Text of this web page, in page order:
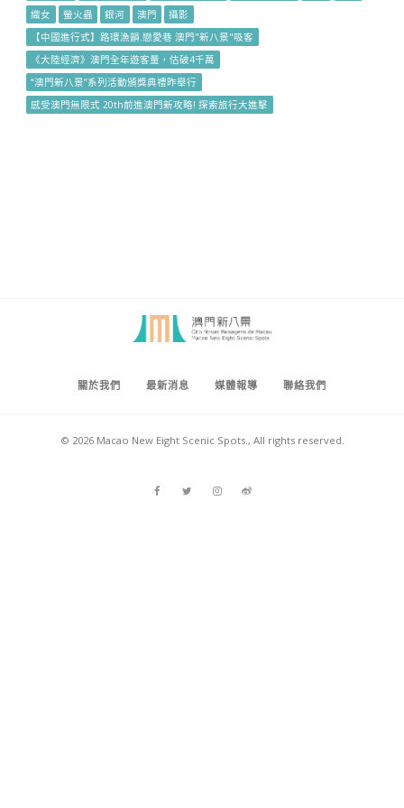
織女
螢火蟲 銀河 澳門
攝影
【中國進行式】路環漁韻.戀愛巷 澳門"新八景"吸客
《大陸經濟》澳門全年遊客量，估破4千萬
“澳門新八景”系列活動頒獎典禮昨舉行
感受澳門無限式 20th前進澳門新攻略! 探索旅行大進擊
關於我們 最新消息 媒體報導 聯絡我們
© 2026 Macao New Eight Scenic Spots., All rights reserved.